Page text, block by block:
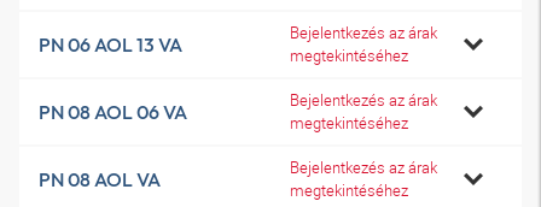
PN 06 AOL 13 VA
Bejelentkezés az árak
megtekintéséhez
PN 08 AOL 06 VA
Bejelentkezés az árak
megtekintéséhez
PN 08 AOL VA
Bejelentkezés az árak
megtekintéséhez